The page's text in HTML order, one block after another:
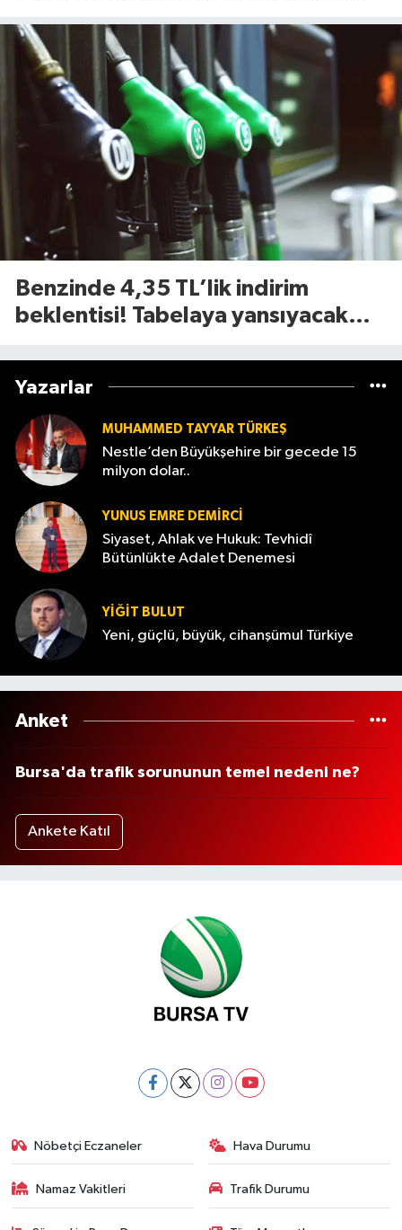
Benzinde 4,35 TL’lik indirim
beklentisi! Tabelaya yansıyacak
Yazarlar
MUHAMMED TAYYAR TÜRKEŞ
Nestle’den Büyükşehire bir gecede 15
milyon dolar..
YUNUS EMRE DEMIRCI
Siyaset, Ahlak ve Hukuk: Tevhidî
Bütünlükte Adalet Denemesi
YİĞİT BULUT
Yeni, güçlü, büyük, cihanşümul Türkiye
Anket
Bursa'da trafik sorununun temel nedeni ne?
Ankete Katıl
Nöbetçi Eczaneler Hava Durumu
Namaz Vakitleri Trafik Durumu